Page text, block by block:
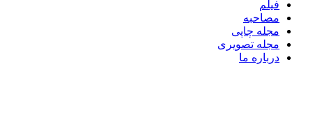
فیلم
مصاحبه
مجله چاپی
مجله تصویری
درباره ما